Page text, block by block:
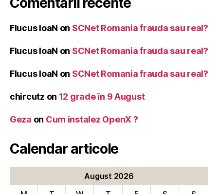
Flucus IoaN on SCNet Romania frauda sau real?
Flucus IoaN on SCNet Romania frauda sau real?
Flucus IoaN on SCNet Romania frauda sau real?
chircutz on 12 grade în 9 August
Geza on Cum instalez OpenX ?
Calendar articole
August 2026